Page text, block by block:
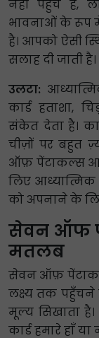
नहीं पहुँचे हैं,
भावनाओं के रूप में
है। आपको ऐसी
सलाह दी जाती है।
उलटा:
कार्ड हताशा,
संकेत देता है।
चीज़ों पर बहुत
ऑफ़ पेंटाकल्स
लिए आध्यात्मिक
को अपनाने के
सेवन ऑफ
मतलब
सेवन ऑफ़
लक्ष्य तक पहुँचने
मूल्य सिखाता
कार्ड हमारे हाँ